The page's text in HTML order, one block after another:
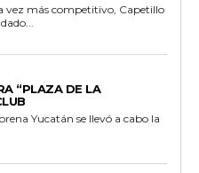
vez más competitivo, Capetillo
“PLAZA DE LA
Yucatán se llevó a cabo la